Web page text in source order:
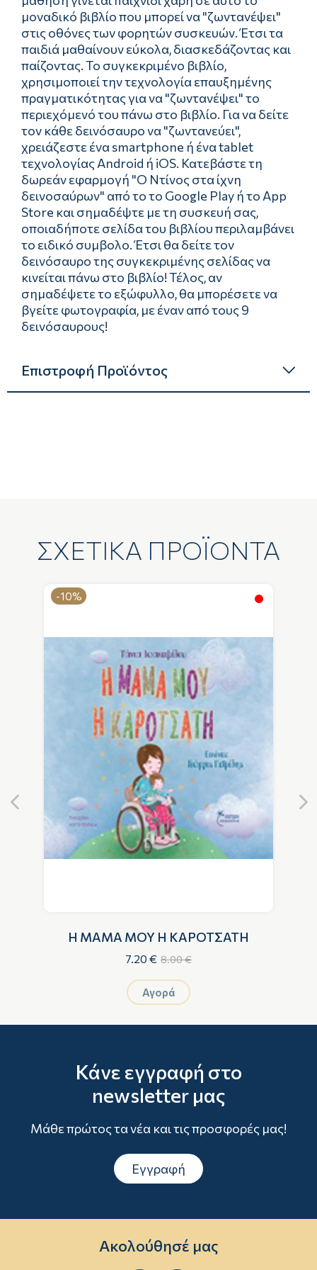
µοναδικό βιβλίο που µπορεί να "ζωντανέψει"
στις οθόνες των φορητών συσκευών. Έτσι τα
παιδιά µαθαίνουν εύκολα, διασκεδάζοντας και
παίζοντας. Το συγκεκριµένο βιβλίο,
χρησιµοποιεί την τεχνολογία επαυξηµένης
πραγµατικότητας για να "ζωντανέψει" το
περιεχόµενό του πάνω στο βιβλίο. Για να δείτε
τον κάθε δεινόσαυρο να "ζωντανεύει",
χρειάζεστε ένα smartphone ή ένα tablet
τεχνολογίας Android ή iOS. Κατεβάστε τη
δωρεάν εφαρµογή "Ο Ντίνος στα ίχνη
δεινοσαύρων" από το το Google Play ή το App
Store και σηµαδέψτε µε τη συσκευή σας,
οποιαδήποτε σελίδα του βιβλίου περιλαµβάνει
το ειδικό συµβολο. Έτσι θα δείτε τον
δεινόσαυρο της συγκεκριµένης σελίδας να
κινείται πάνω στο βιβλίο! Τέλος, αν
σηµαδέψετε το εξώφυλλο, θα µπορέσετε να
βγείτε φωτογραφία, µε έναν από τους 9
δεινόσαυρους!
Επιστροφή Προϊόντος
ΣΧΕΤΙΚΑ ΠΡΟΪΟΝΤΑ
-10%
Η ΜΑΜΑ ΜΟΥ Η ΚΑΡΟΤΣΑΤΗ
7.20 € 8.00 €
Αγορά
Κάνε εγγραφή στο
newsletter μας
Μάθε πρώτος τα νέα και τις προσφορές μας!
Εγγραφή
Ακολούθησέ μας